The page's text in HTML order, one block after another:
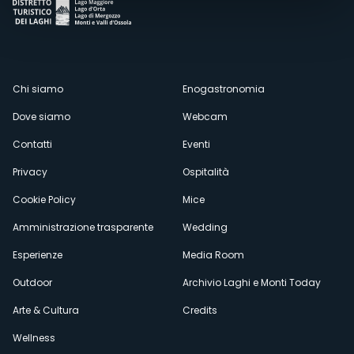
Menù
secondario
Chi siamo
Dove siamo
Contatti
Privacy
Cookie Policy
Amministrazione trasparente
Esperienze
Outdoor
Arte & Cultura
Wellness
Enogastronomia
Webcam
Eventi
Ospitalità
Mice
Wedding
Media Room
Archivio Laghi e Monti Today
Credits